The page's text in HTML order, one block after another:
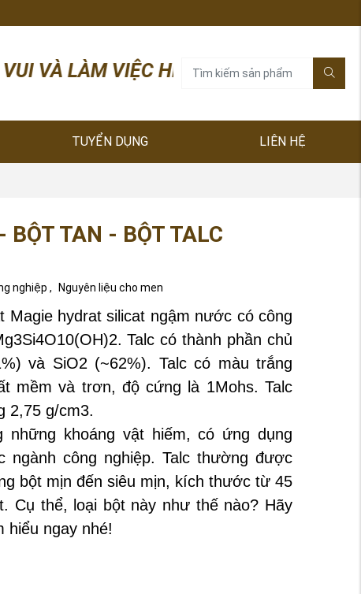
LÀM VIỆC HIỆU QUẢ! HÓA CHẤT
TUYỂN DỤNG LIÊN HỆ
BỘT TAN - BỘT TALC
nghiệp , Nguyên liệu cho men
Magie hydrat silicat ngậm nước có công
Talc có thành phần chủ
và SiO2 (~62%). Talc có màu trắng
mềm và trơn, độ cứng là 1Mohs. Talc
2,75 g/cm3.
những khoáng vật hiếm, có ứng dụng
ngành công nghiệp. Talc thường được
bột mịn đến siêu mịn, kích thước từ 45
Cụ thể, loại bột này như thế nào? Hãy
hiểu ngay nhé!